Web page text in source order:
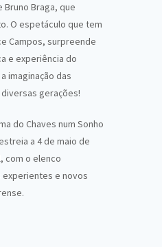
Braga, que
O espetáculo que tem
Campos, surpreende
e experiência do
imaginação das
gerações!
do Chaves num Sonho
a 4 de maio de
com o elenco
e novos